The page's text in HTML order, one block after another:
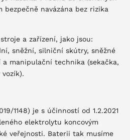
bezpečně navázána bez rizika
a zařízení, jako jsou:
sněžní, silniční skútry, sněžné
a manipulační technika (sekačka,
1148) je s účinností od 1.2.2021
elektrolytu koncovým
veřejnosti. Baterii tak musíme